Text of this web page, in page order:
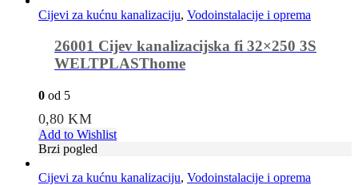
Cijevi za kućnu kanalizaciju, Vodoinstalacije i oprema
26001 Cijev kanalizacijska fi 32×250 3S
WELTPLASThome
0 od 5
0,80KM
Add to Wishlist
Brzi pogled
Cijevi za kućnu kanalizaciju, Vodoinstalacije i oprema